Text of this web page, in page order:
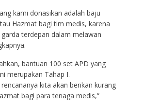
kami donasikan adalah baju
Hazmat bagi tim medis, karena
terdepan dalam melawan
bantuan 100 set APD yang
merupakan Tahap I.
kita akan berikan kurang
bagi para tenaga medis,”